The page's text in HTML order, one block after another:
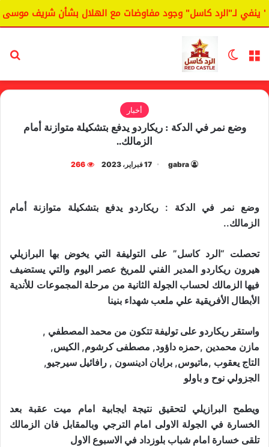
لـ"الرد كاسل" وجود مفاوضات مع الهلال بشأن شريف موسى.
القائمة الوضع المظلم
أخبار
وضع نمر في الدكة : ريكاردو يدفع بتشكيلة متوازنة أمام
الزمالك..
gabra 17 فبراير، 2023 266
وضع نمر في الدكة : ريكاردو يدفع بتشكيلة متوازنة أمام
الزمالك..
تحصلت “الرد كاسل” على التوليفة التي يخوض بها البرازيلي
هيرون ريكاردو المدير الفني للمريخ عصر اليوم والتي يستضيف
فيها الزمالك لحساب الجولة الثانية من مرحلة المجموعات للأندية
الأبطال الأفريقية علي ملعب شهداء بنينا
واستقر ريكاردو على توليفة تتكون من محمد المصطفي ,
مازن محمدين ,حمزه داؤود, مصطفى كرشوم, الكيس,
التاج يعقوب ,ماتيوس, برايان ادينسون , رافائيل سيرجيو,
الجزولي نوح و باولو
ويطمح البرازيلي لتحقيق نتيجة ايجابية امام ميت عقبة بعد
الخسارة في الجولة الاولى امام الترجي وبالمقابل فان الزمالك
تلقى خسارة امام شباب بلوزداد في الاسبوع الاول